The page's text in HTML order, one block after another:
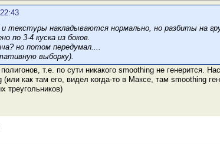
текстуры накладываются нормально, но разбиты на
по 3-4 куска из боков.
но потом передумал....
выборку).
т.е. по сути никакого smoothing не генерится.
как там его, видел когда-то в Максе, там smoothing
треугольников)